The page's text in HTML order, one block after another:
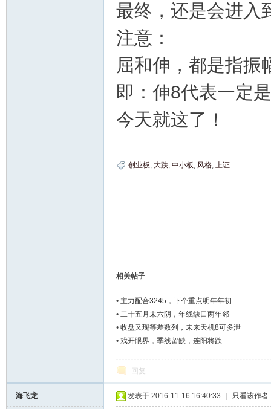
最终，还是会进入
注意：
屈和伸，都是指振
即：伸8代表一定
今天就这了！
创业板, 大跌, 中小板, 风格, 上证
相关帖子
• 主力配合3245，下个重点明年年初
• 二十五月未六阴，年线缺口两年邻
• 收盘又现等差数列，未来天机8可多泄
• 戏开眼界，季线留缺，连阳将跌
回复
海飞龙 发表于 2016-11-16 16:40:33 只看该作者